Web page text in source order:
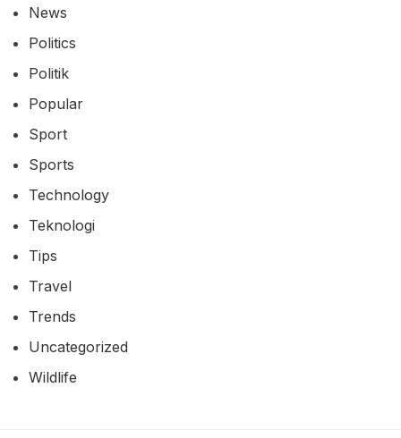
News
Politics
Politik
Popular
Sport
Sports
Technology
Teknologi
Tips
Travel
Trends
Uncategorized
Wildlife